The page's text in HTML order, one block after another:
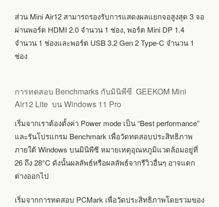
ส่วน Mini Air12 สามารถรองรับการแสดงผลแยกจอสูงสุด 3 จอ
ผ่านพอร์ต HDMI 2.0 จำนวน 1 ช่อง, พอร์ต Mini DP 1.4
จำนวน 1 ช่องและพอร์ต USB 3.2 Gen 2 Type-C จำนวน 1
ช่อง
การทดสอบ Benchmarks กับมินิพีซี GEEKOM Mini
Air12 Lite บน Windows 11 Pro
เริ่มจากเราต้องตั้งค่า Power mode เป็น “Best performance”
และรันโปรแกรม Benchmark เพื่อวัดทดสอบประสิทธิภาพ
ภายใต้ Windows บนมินิพีซี หมายเหตุอุณหภูมิแวดล้อมอยู่ที่
26 ถึง 28°C ดังนั้นผลลัพธ์หรือผลลัพธ์จากรีวิวอื่นๆ อาจแตก
ต่างออกไป
เริ่มจากการทดสอบ PCMark เพื่อวัดประสิทธิภาพโดยรวมของ